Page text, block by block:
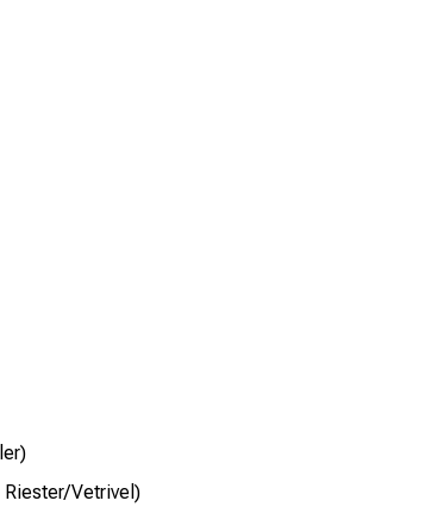
Riester/Vetrivel)